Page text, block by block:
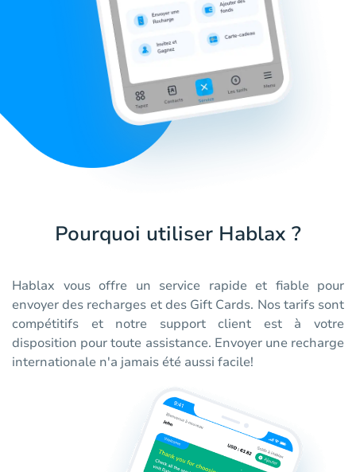
Pourquoi utiliser Hablax ?
Hablax vous offre un service rapide et fiable pour
envoyer des recharges et des Gift Cards. Nos tarifs sont
compétitifs et notre support client est à votre
disposition pour toute assistance. Envoyer une recharge
internationale n'a jamais été aussi facile!